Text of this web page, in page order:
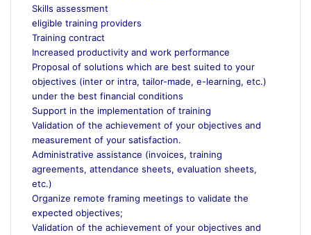
Skills assessment
eligible training providers
Training contract
Increased productivity and work performance
Proposal of solutions which are best suited to your
objectives (inter or intra, tailor-made, e-learning, etc.)
under the best financial conditions
Support in the implementation of training
Validation of the achievement of your objectives and
measurement of your satisfaction.
Administrative assistance (invoices, training
agreements, attendance sheets, evaluation sheets,
etc.)
Organize remote framing meetings to validate the
expected objectives;
Validation of the achievement of your objectives and